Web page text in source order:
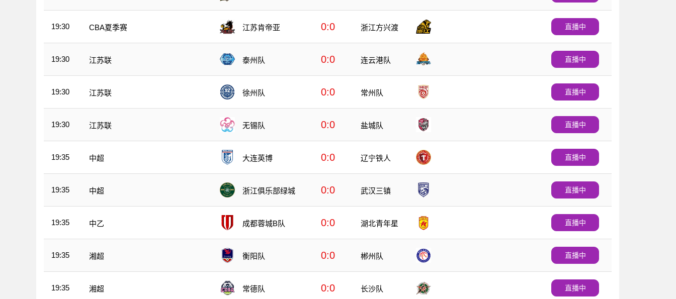
19:30 CBA夏季赛 江苏肯帝亚 0:0 浙江方兴渡 直播中
19:30 江苏联 泰州队 0:0 连云港队 直播中
19:30 江苏联 徐州队 0:0 常州队 直播中
19:30 江苏联 无锡队 0:0 盐城队 直播中
19:35 中超 大连英博 0:0 辽宁铁人 直播中
19:35 中超 浙江俱乐部绿城 0:0 武汉三镇 直播中
19:35 中乙 成都蓉城B队 0:0 湖北青年星 直播中
19:35 湘超 衡阳队 0:0 郴州队 直播中
19:35 湘超 常德队 0:0 长沙队 直播中